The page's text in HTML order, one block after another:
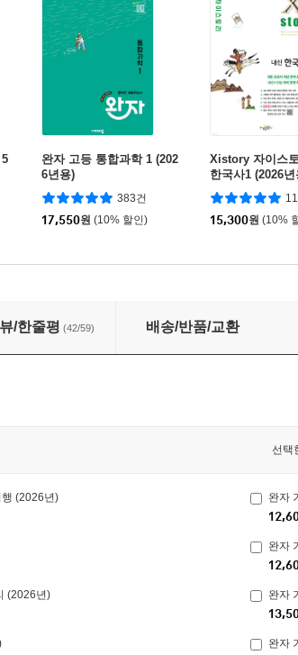
완자 고등 통합과학 1 (202
6년용)
383건
17,550원 (10% 할인)
Xistory 자이스
한국사1 (2026년
15,300원 (10%
년용)
/한줄평 (42/59) 배송/반품/교환
선택
행 (2026년)
완자
완자
(2026년)
완자
완자